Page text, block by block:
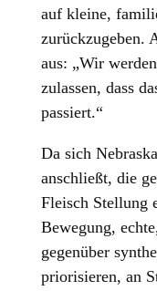
auf kleine,
zurückzugeben.
aus: „Wir
zulassen, dass
passiert.“
Da sich
anschließt, die
Fleisch Stellung
Bewegung,
gegenüber
priorisieren, an